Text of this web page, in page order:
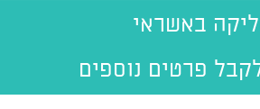
באשראי
פרטים נוספים